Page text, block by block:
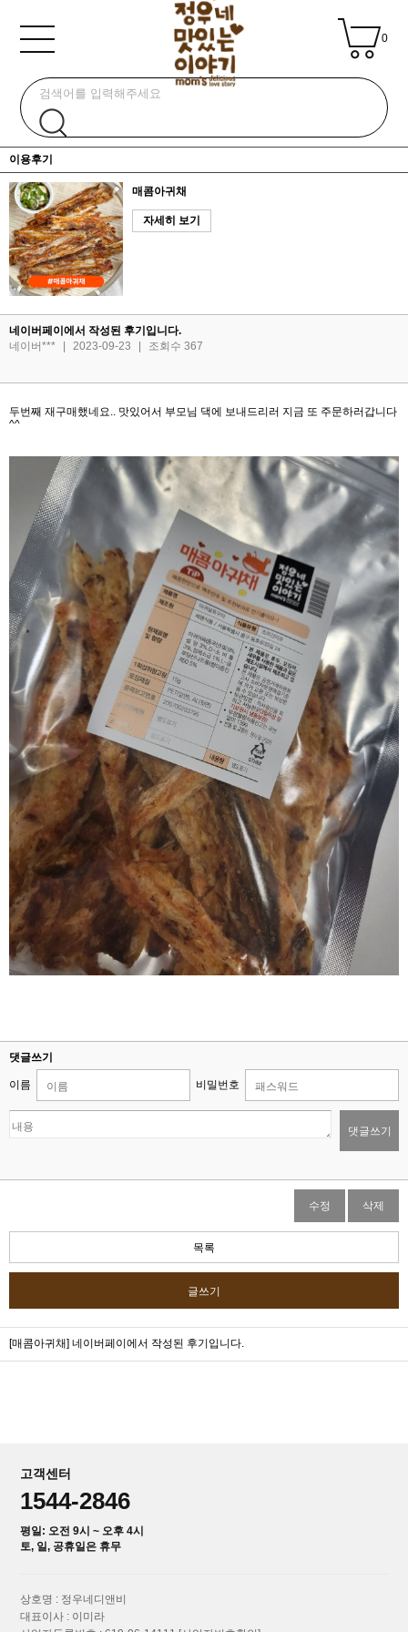
0
이용후기
매콤아귀채
자세히 보기
네이버페이에서 작성된 후기입니다.
네이버***
2023-09-23 조회수 367
두번째 재구매했네요.. 맛있어서 부모님 댁에 보내드리러 지금 또 주문하러갑니다
^^
댓글쓰기
이름 비밀번호
댓글쓰기
수정 삭제
목록
글쓰기
[매콤아귀채] 네이버페이에서 작성된 후기입니다.
고객센터
1544-2846
평일: 오전 9시 ~ 오후 4시
토, 일, 공휴일은 휴무
상호명 : 정우네디앤비
대표이사 : 이미라